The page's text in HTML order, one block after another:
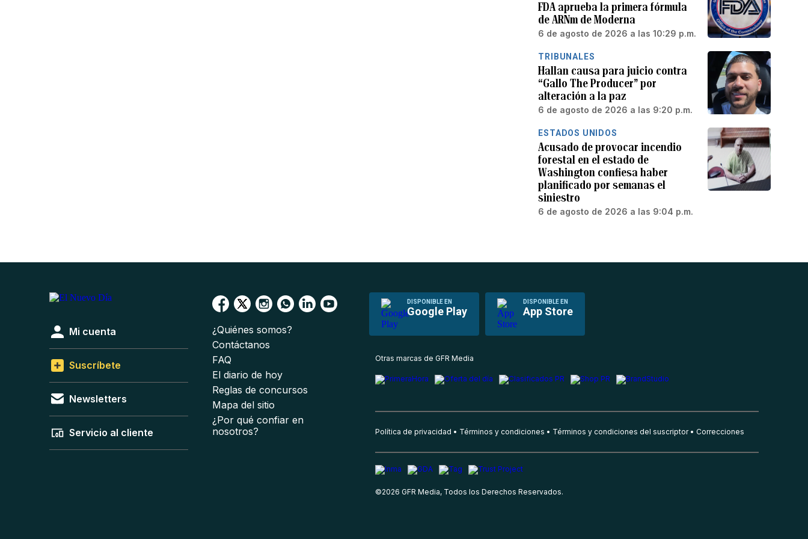
FDA aprueba la primera fórmula
de ARNm de Moderna
6 de agosto de 2026 a las 10:29 p.m.
TRIBUNALES
Hallan causa para juicio contra
“Gallo The Producer” por
alteración a la paz
6 de agosto de 2026 a las 9:20 p.m.
ESTADOS UNIDOS
Acusado de provocar incendio
forestal en el estado de
Washington confiesa haber
planificado por semanas el
siniestro
6 de agosto de 2026 a las 9:04 p.m.
DISPONIBLE EN
Google Play
DISPONIBLE EN
App Store
Mi cuenta
Suscríbete
Newsletters
Servicio al cliente
¿Quiénes somos?
Contáctanos
FAQ
El diario de hoy
Reglas de concursos
Mapa del sitio
¿Por qué confiar en
nosotros?
Otras marcas de GFR Media
Política de privacidad Términos y condiciones Términos y condiciones del suscriptor Correcciones
©2026 GFR Media, Todos los Derechos Reservados.